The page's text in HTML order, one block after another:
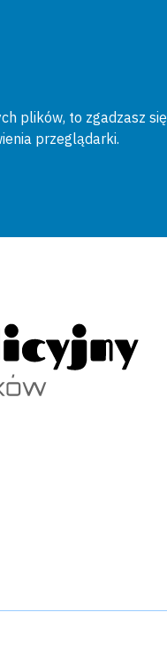
plików, to zgadzasz się
przeglądarki.